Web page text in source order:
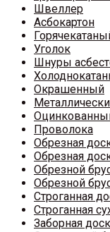
Швеллер
Асбокартон
Уголок
Шнуры
Окрашенный
Проволока
Обрезная
Обрезная
Обрезной
Обрезной
Строганная
Строганная
Заборная